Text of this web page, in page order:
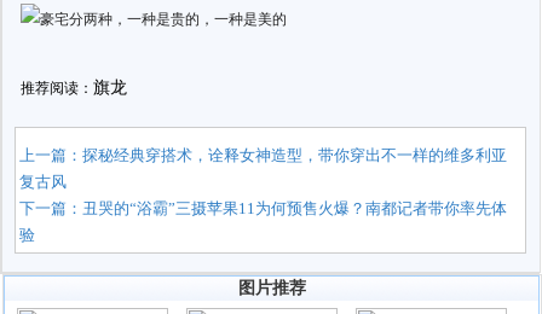
推荐阅读： 旗龙
上一篇：探秘经典穿搭术，诠释女神造型，带你穿出不一样的维多利亚
复古风
下一篇： 丑哭的“浴霸”三摄苹果11为何预售火爆？南都记者带你率先体
验
图片推荐